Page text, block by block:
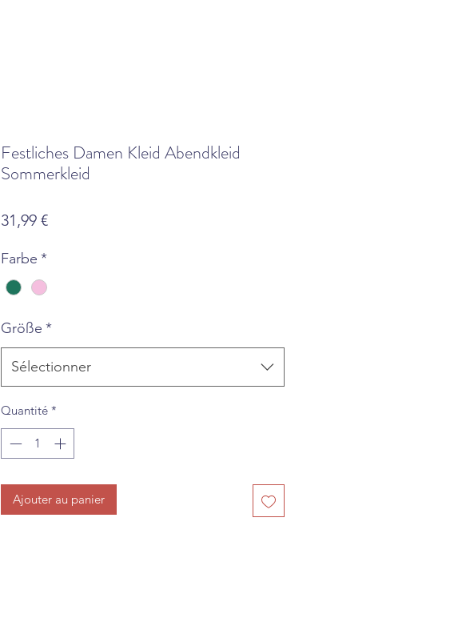
Festliches Damen Kleid Abendkleid
Sommerkleid
31,99 €Prix
Farbe *
Größe *
Sélectionner
Quantité *
Ajouter au panier